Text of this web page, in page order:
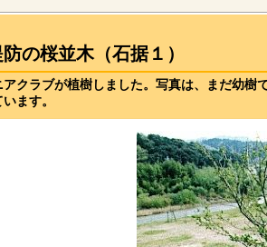
の桜並木（石据１）
クラブが植樹しました。写真は、まだ幼
ます。